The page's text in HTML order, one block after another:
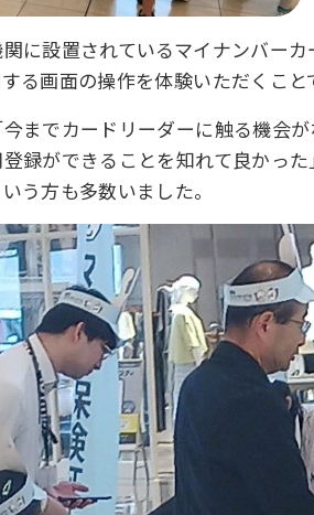
に設置されているマイナンバー
る画面の操作を体験いただくこ
までカードリーダーに触る機会
録ができることを知れて良かっ
う方も多数いました。